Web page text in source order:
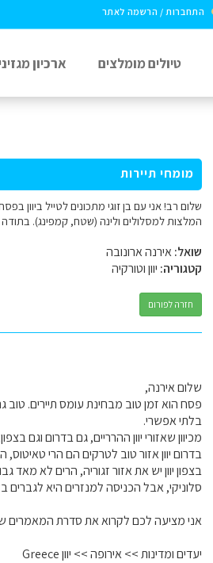
התחברות / הרשמה לאתר
טיולים מומלצים ארכיון
מומחי תיירות
שלום רב! אני עם בן זוגי מתכונים לטייל ביוון
המלצות למסלולים ולינה (שטח, קמפינג).
שואל:אירנה ארונובה
קטגוריה: יוון וטורקיה
חזרה לפורום
שלום אירנה,
פסח הוא זמן טוב מבחינת עומס תיירים. טוב
בלתי אפשרי.
מכיוון שאזורי יוון ההרריים, גם בדרום וגם
בדרום יוון אזור טוב לטרקים הם הרי טאיטוס, המגיעים לגובה 2,400 מ'
סלוניקי, אבל הכניסה למנזרים היא לגברים
אני מציעה לכם לקרוא את סדרת המאמרים
יעדים ומדינות >> אירופה >> יוון Greece